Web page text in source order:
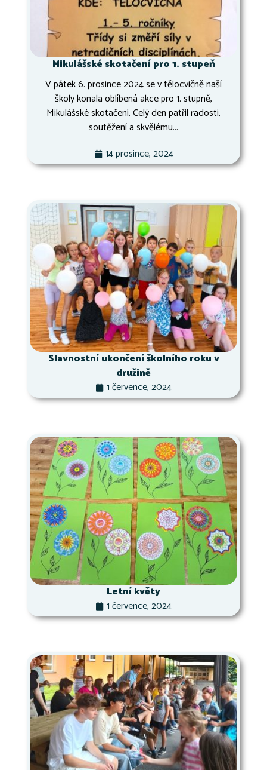
Mikulášské skotačení pro 1. stupeň
V pátek 6. prosince 2024 se v tělocvičně naší
školy konala oblíbená akce pro 1. stupně,
Mikulášské skotačení. Celý den patřil radosti,
soutěžení a skvělému...
14 prosince, 2024
Slavnostní ukončení školního roku v
družině
1 července, 2024
Letní květy
1 července, 2024